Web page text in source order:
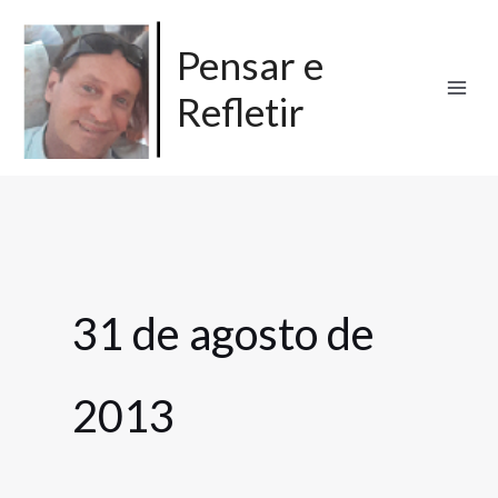
para
conteúdo
Pensar e
Refletir
31 de agosto de
2013